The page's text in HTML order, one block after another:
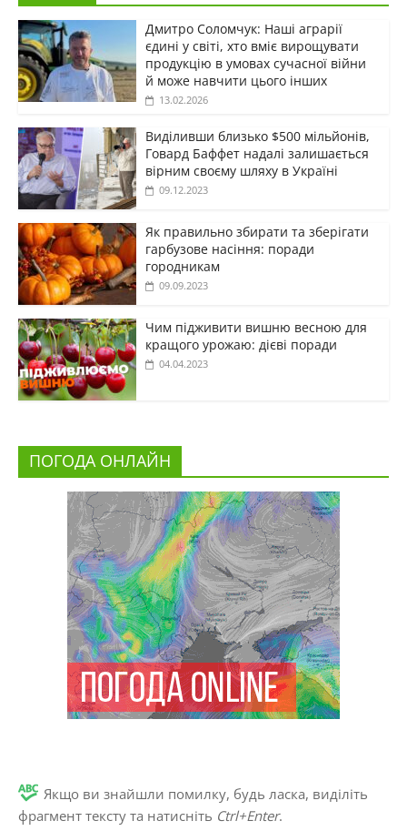
Дмитро Соломчук: Наші аграрії
єдині у світі, хто вміє вирощувати
продукцію в умовах сучасної війни
й може навчити цього інших
13.02.2026
Виділивши близько $500 мільйонів,
Говард Баффет надалі залишається
вірним своєму шляху в Україні
09.12.2023
Як правильно збирати та зберігати
гарбузове насіння: поради
городникам
09.09.2023
Чим підживити вишню весною для
кращого урожаю: дієві поради
04.04.2023
ПОГОДА ОНЛАЙН
Якщо ви знайшли помилку, будь ласка, виділіть
фрагмент тексту та натисніть Ctrl+Enter.